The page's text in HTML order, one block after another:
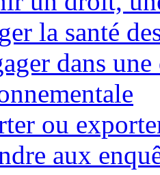
la santé
dans
ou
aux